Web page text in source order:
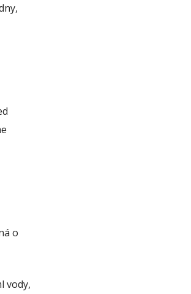
o
vody,